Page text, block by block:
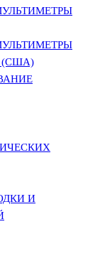
(США)
И